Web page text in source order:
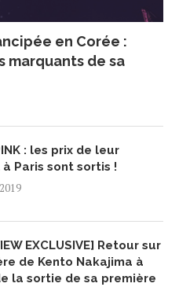
en Corée :
marquants de sa
: les prix de leur
Paris sont sortis !
EXCLUSIVE] Retour sur
de Kento Nakajima à
la sortie de sa première